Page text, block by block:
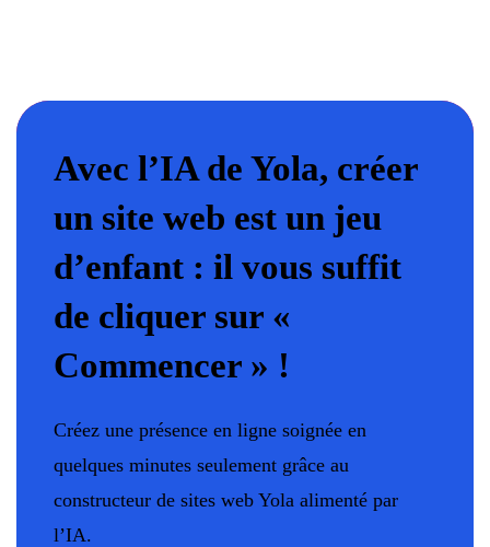
Avec l’IA de Yola, créer
un site web est un jeu
d’enfant : il vous suffit
de cliquer sur «
Commencer » !
Créez une présence en ligne soignée en
quelques minutes seulement grâce au
constructeur de sites web Yola alimenté par
l’IA.